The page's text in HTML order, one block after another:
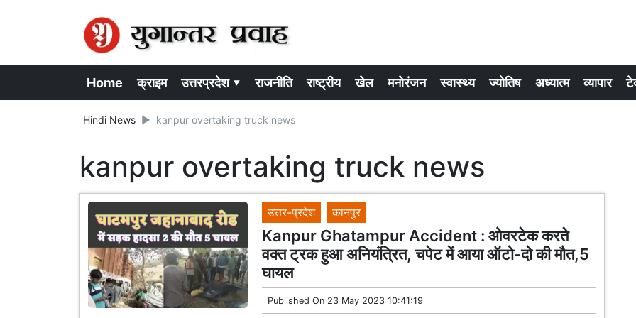
Home क्राइम उत्तरप्रदेश ▾ राजनीति राष्ट्रीय खेल मनोरंजन स्वास्थ्य ज्योतिष अध्यात्म व्यापार
Hindi News kanpur overtaking truck news
kanpur overtaking truck news
उत्तर-प्रदेश कानपुर
Kanpur Ghatampur Accident : ओवरटेक करते
वक्त ट्रक हुआ अनियंत्रित, चपेट में आया ऑटो-दो की मौत,5
घायल
Published On 23 May 2023 10:41:19